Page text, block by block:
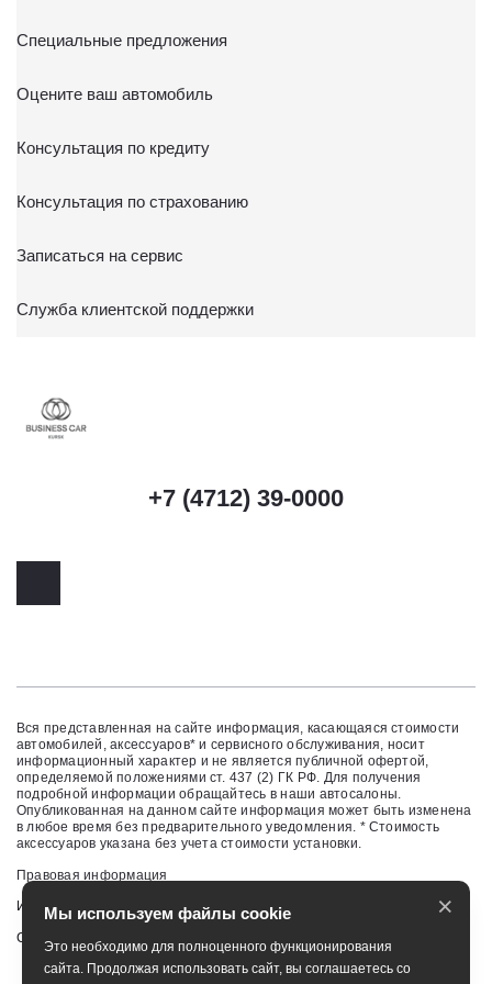
Московская обл., г. о. Мытищи, п. Вёшки, МКАД 84-й км,
Специальные предложения
Оцените ваш автомобиль
Консультация по кредиту
Консультация по страхованию
Записаться на сервис
Служба клиентской поддержки
+7 (4712) 39-0000
Вся представленная на сайте информация, касающаяся стоимости
автомобилей, аксессуаров* и сервисного обслуживания, носит
информационный характер и не является публичной офертой,
определяемой положениями ст. 437 (2) ГК РФ. Для получения
подробной информации обращайтесь в наши автосалоны.
Опубликованная на данном сайте информация может быть изменена
в любое время без предварительного уведомления. * Стоимость
аксессуаров указана без учета стоимости установки.
Правовая информация
Изменить настройку cookies
Сбросить cookie
Мы используем файлы cookie
Это необходимо для полноценного функционирования
сайта. Продолжая использовать сайт, вы соглашаетесь со
×